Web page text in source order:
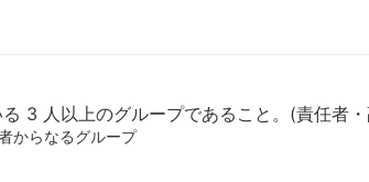
3 人以上のグループであること。(責任者
からなるグループ